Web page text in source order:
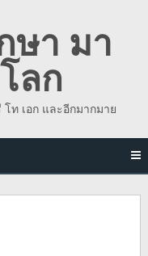
ษา มา
ลก
ท เอก และอีกมากมาย